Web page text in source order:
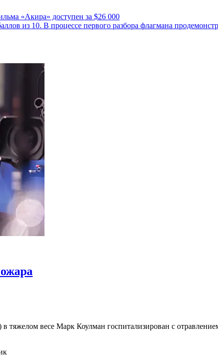
«Акира» доступен за $26 000
из 10. В процессе первого разбора флагмана
весе Марк Коулман госпитализирован с